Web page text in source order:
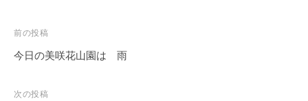
投
稿
ビ
前の投稿
今日の美咲花山園は 雨
次の投稿